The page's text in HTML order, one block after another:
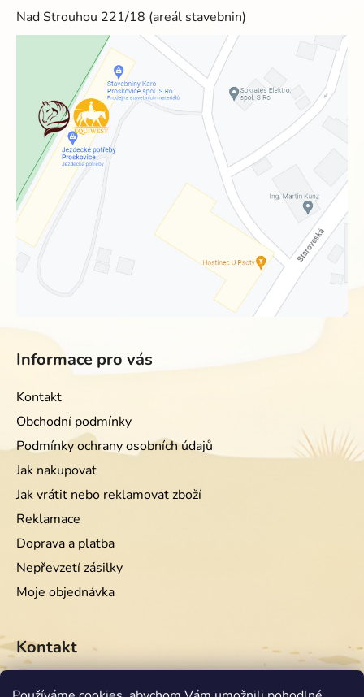
Nad Strouhou 221/18 (areál stavebnin)
Informace pro vás
Kontakt
Obchodní podmínky
Podmínky ochrany osobních údajů
Jak nakupovat
Jak vrátit nebo reklamovat zboží
Reklamace
Doprava a platba
Nepřevzetí zásilky
Moje objednávka
Kontakt
info @equiwest.cz